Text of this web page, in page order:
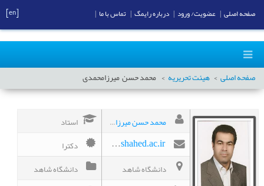
صفحه اصلی هیئت تحریریه محمد حسنمیرزامحمدی
محمد حسن میرزامحمدی استاد
mirzamohammadi@shahed.ac.ir
دکترا
دانشگاه شاهد
دانشگاه شاهد
صفحه اصلی عضویت/ ورود درباره رایمگ تماس با ما